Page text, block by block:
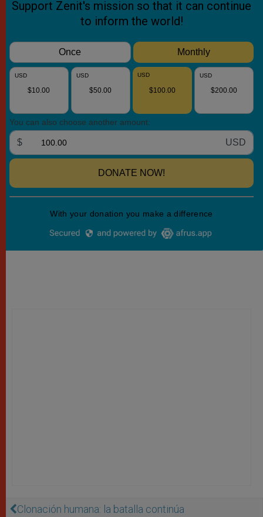
Clonación humana: la batalla continúa